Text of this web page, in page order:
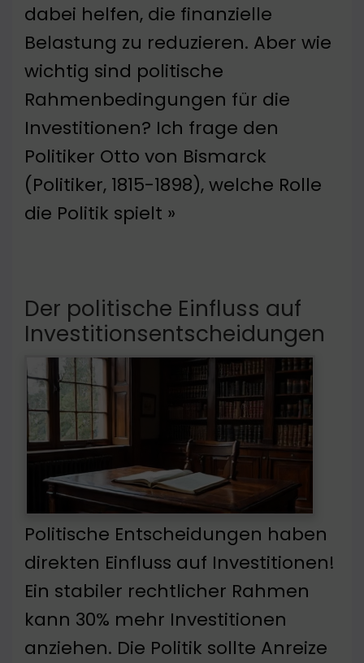
dabei helfen, die finanzielle
Belastung zu reduzieren. Aber wie
wichtig sind politische
Rahmenbedingungen für die
Investitionen? Ich frage den
Politiker Otto von Bismarck
(Politiker, 1815-1898), welche Rolle
die Politik spielt »
Der politische Einfluss auf
Investitionsentscheidungen
Politische Entscheidungen haben
direkten Einfluss auf Investitionen!
Ein stabiler rechtlicher Rahmen
kann 30% mehr Investitionen
anziehen. Die Politik sollte Anreize